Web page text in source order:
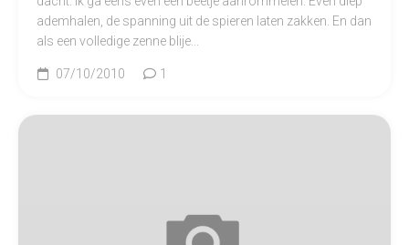
ademhalen, de spanning uit de spieren laten zakken. En dan
als een volledige zenne blije...
07/10/2010 1